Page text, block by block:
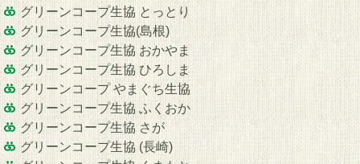
グリーンコープ生協 とっとり
グリーンコープ生協(島根)
グリーンコープ生協 おかやま
グリーンコープ生協 ひろしま
グリーンコープ やまぐち生協
グリーンコープ生協 ふくおか
グリーンコープ生協 さが
グリーンコープ生協 (長崎)